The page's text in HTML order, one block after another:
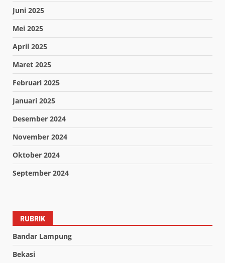
Juni 2025
Mei 2025
April 2025
Maret 2025
Februari 2025
Januari 2025
Desember 2024
November 2024
Oktober 2024
September 2024
RUBRIK
Bandar Lampung
Bekasi